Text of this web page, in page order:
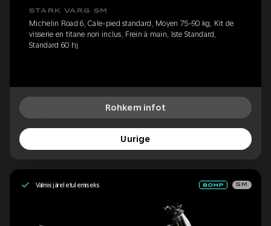
STARK VARG SM
Michelin Road 6, Cale-pied standard, Moyen 75-90 kg, Kit de
visserie en titane non inclus, Frein à main, Iste Standard,
Standard 60 hj
Rohkem infot
Uurige
Valmis järeletulemiseks SM